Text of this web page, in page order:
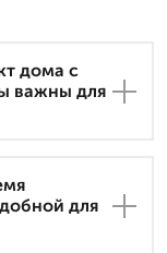
дома с
важны для
для